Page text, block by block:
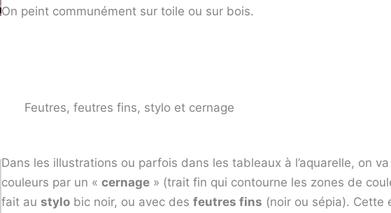
On peint communément sur toile ou sur bois.
Feutres, feutres fins, stylo et cernage
Dans les illustrations ou parfois dans les tableaux à l’aquarelle, on
couleurs par un « cernage» (trait fin qui contourne les zones de
fait au stylobic noir, ou avec des feutres fins (noir ou sépia). Cette